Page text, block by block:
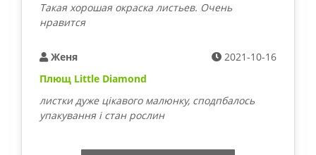
Такая хорошая окраска листьев. Очень
нравится
Женя
2021-10-16
Плющ Little Diamond
листки дуже цікавого малюнку, сподпбалось
упакування і стан рослин